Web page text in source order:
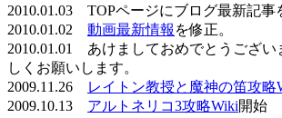
2010.01.03 TOPページにブログ最新記事
2010.01.02 動画最新情報 を修正。
2010.01.01 あけましておめでとうござい
しくお願いします。
2009.11.26
レイトン教授と魔神の笛攻略
2009.10.13 アルトネリコ3攻略Wiki開始